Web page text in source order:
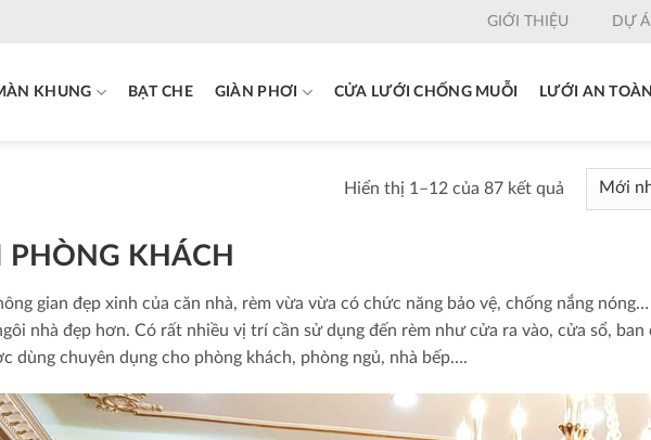
GIỚI THIỆU DỰ
KHUNG BẠT CHE GIÀN PHƠI CỬA LƯỚI CHỐNG MUỖI LƯỚI AN TOÀN
Hiển thị 1–12 của 87 kết quả
PHÒNG KHÁCH
gian đẹp xinh của căn nhà, rèm vừa vừa có chức năng bảo vệ, chống nắng
nhà đẹp hơn. Có rất nhiều vị trí cần sử dụng đến rèm như cửa ra vào, cửa sổ,
dùng chuyên dụng cho phòng khách, phòng ngủ, nhà bếp….